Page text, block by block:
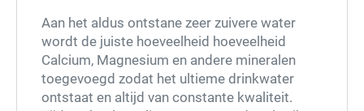
Aan het aldus ontstane zeer zuivere water
wordt de juiste hoeveelheid hoeveelheid
Calcium, Magnesium en andere mineralen
toegevoegd zodat het ultieme drinkwater
ontstaat en altijd van constante kwaliteit.